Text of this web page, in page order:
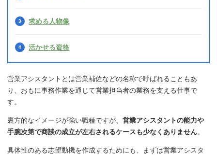
求める人物像
活かせる資格
営業アシスタントとは営業補佐などの名称で呼ばれることもあ
り、おもに事務作業を通じて営業担当者の業務を支える仕事で
す。
裏方的なイメージが強い職種ですが、 営業アシスタントの能力や
手腕次第で商談の成立が左右されるケースも少なくありません。
具体性のある志望動機を作成するためにも、まずは営業アシスタ